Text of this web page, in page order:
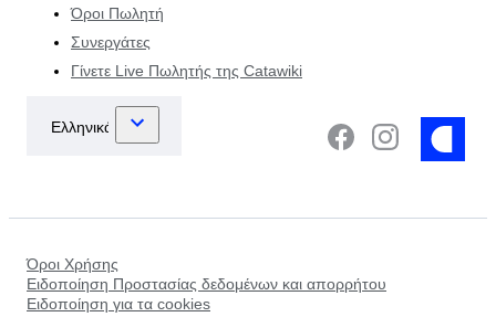
Όροι Πωλητή
Συνεργάτες
Γίνετε Live Πωλητής της Catawiki
Όροι Χρήσης
Ειδοποίηση Προστασίας δεδομένων και απορρήτου
Ειδοποίηση για τα cookies